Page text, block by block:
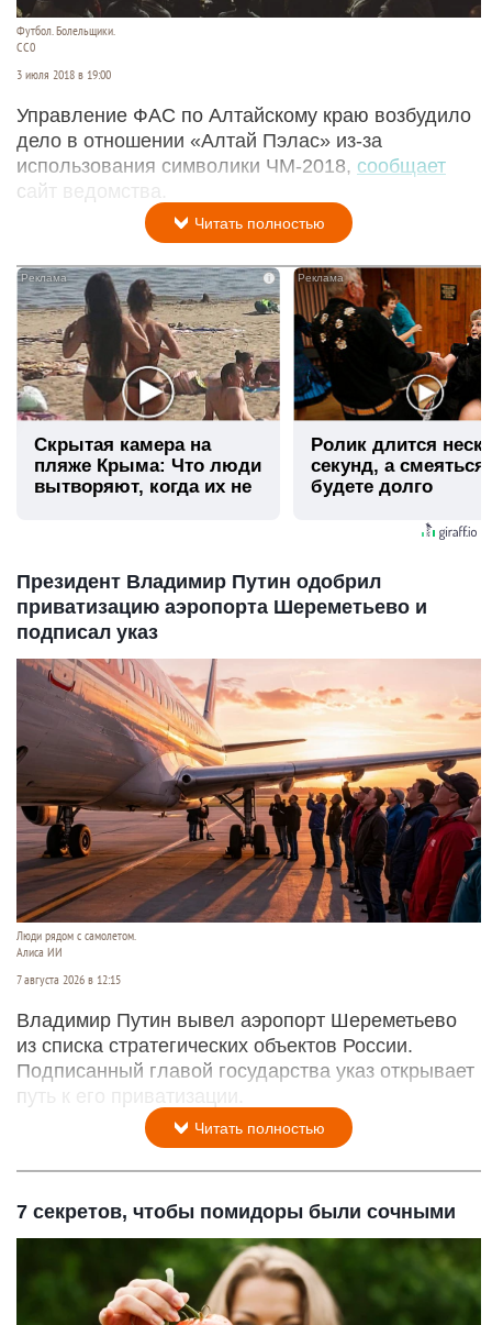
Футбол. Болельщики.
СС0
3 июля 2018 в 19:00
Управление ФАС по Алтайскому краю возбудило
дело в отношении «Алтай Пэлас» из-за
использования символики ЧМ-2018, сообщает
сайт ведомства.
Читать полностью
i
Скрытая камера на
пляже Крыма: Что люди
вытворяют, когда их не
Ролик длится
секунд, а
будете долго
Президент Владимир Путин одобрил
приватизацию аэропорта Шереметьево и
подписал указ
Люди рядом с самолетом.
Алиса ИИ
7 августа 2026 в 12:15
Владимир Путин вывел аэропорт Шереметьево
из списка стратегических объектов России.
Подписанный главой государства указ открывает
путь к его приватизации.
Читать полностью
7 секретов, чтобы помидоры были сочными